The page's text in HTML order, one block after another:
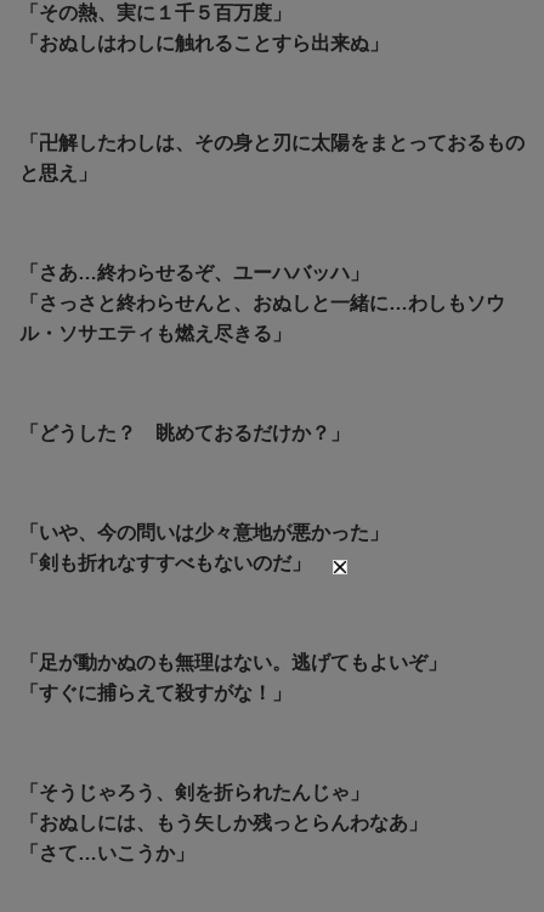
「その熱、実に１千５百万度」
「おぬしはわしに触れることすら出来ぬ」
「卍解したわしは、その身と刃に太陽をまとっておるもの
と思え」
「さあ…終わらせるぞ、ユーハバッハ」
「さっさと終わらせんと、おぬしと一緒に…わしもソウ
ル・ソサエティも燃え尽きる」
「どうした？ 眺めておるだけか？」
「いや、今の問いは少々意地が悪かった」
「剣も折れなすすべもないのだ」
「足が動かぬのも無理はない。逃げてもよいぞ」
「すぐに捕らえて殺すがな！」
「そうじゃろう、剣を折られたんじゃ」
「おぬしには、もう矢しか残っとらんわなあ」
「さて…いこうか」